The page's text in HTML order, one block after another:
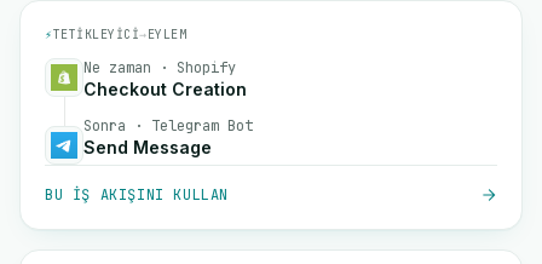
⚡TETIKLEYICI→EYLEM
Ne zaman · Shopify
Checkout Creation
Sonra · Telegram Bot
Send Message
BU IŞ AKIŞINI KULLAN